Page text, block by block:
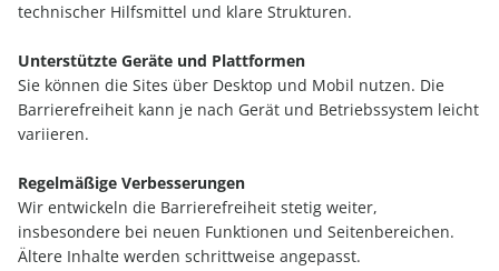
technischer Hilfsmittel und klare Strukturen.
Unterstützte Geräte und Plattformen
Sie können die Sites über Desktop und Mobil nutzen. Die
Barrierefreiheit kann je nach Gerät und Betriebssystem leicht
variieren.
Regelmäßige Verbesserungen
Wir entwickeln die Barrierefreiheit stetig weiter,
insbesondere bei neuen Funktionen und Seitenbereichen.
Ältere Inhalte werden schrittweise angepasst.